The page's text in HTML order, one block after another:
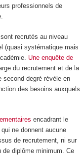
professionnels de
recrutés au niveau
(quasi systématique mais
Une enquête de
du recrutement et de la
degré révèle en
des besoins auxquels
encadrant le
ne donnent aucune
de recrutement, ni sur
de diplôme minimum. Ce